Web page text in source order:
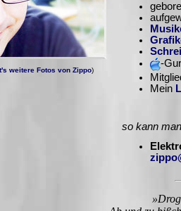
weitere Fotos von Zippo)
-
Mein
so kann